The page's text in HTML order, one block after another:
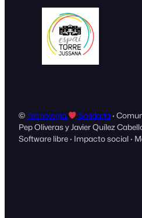
©Tecnología Solidaria·
Pep Oliveras y Javier Quílez
Software libre · Impacto social ·